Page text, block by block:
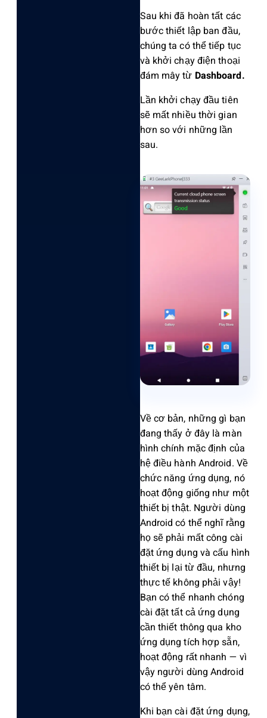
Sau khi đã hoàn tất các
bước thiết lập ban đầu,
chúng ta có thể tiếp tục
và khởi chạy điện thoại
đám mây từ Dashboard.
Lần khởi chạy đầu tiên
sẽ mất nhiều thời gian
hơn so với những lần
sau.
Về cơ bản, những gì bạn
đang thấy ở đây là màn
hình chính mặc định của
hệ điều hành Android. Về
chức năng ứng dụng, nó
hoạt động giống như một
thiết bị thật. Người dùng
Android có thể nghĩ rằng
họ sẽ phải mất công cài
đặt ứng dụng và cấu hình
thiết bị lại từ đầu, nhưng
thực tế không phải vậy!
Bạn có thể nhanh chóng
cài đặt tất cả ứng dụng
cần thiết thông qua kho
ứng dụng tích hợp sẵn,
hoạt động rất nhanh — vì
vậy người dùng Android
có thể yên tâm.
Khi bạn cài đặt ứng dụng,